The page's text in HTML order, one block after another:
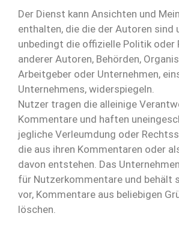
Der Dienst kann Ansichten und
enthalten, die die der Autoren sind
unbedingt die offizielle Politik oder
anderer Autoren, Behörden,
Arbeitgeber oder Unternehmen,
Unternehmens, widerspiegeln.
Nutzer tragen die alleinige
Kommentare und haften
jegliche Verleumdung oder
die aus ihren Kommentaren oder
davon entstehen. Das
für Nutzerkommentare und behält
vor, Kommentare aus beliebigen
löschen.